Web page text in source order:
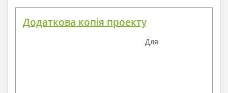
Додаткова копія проекту
Для